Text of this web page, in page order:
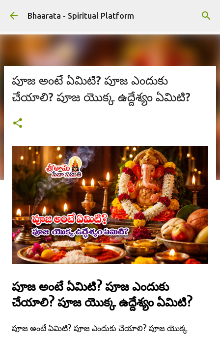
ప్రధాన కంటెంట్‌కు దాటవేయి
Bhaarata - Spiritual Platform
పూజ అంటే ఏమిటి? పూజ ఎందుకు
చేయాలి? పూజ యొక్క ఉద్దేశ్యం ఏమిటి?
పూజ అంటే ఏమిటి? పూజ ఎందుకు
చేయాలి? పూజ యొక్క ఉద్దేశ్యం ఏమిటి?
పూజ అంటే ఏమిటి? పూజ ఎందుకు చేయాలి? పూజ యొక్క